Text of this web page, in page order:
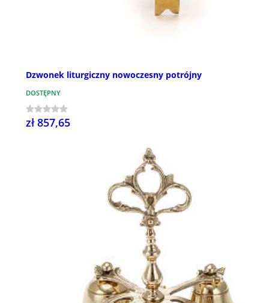
Dzwonek liturgiczny nowoczesny potrójny
DOSTĘPNY
zł 857,65